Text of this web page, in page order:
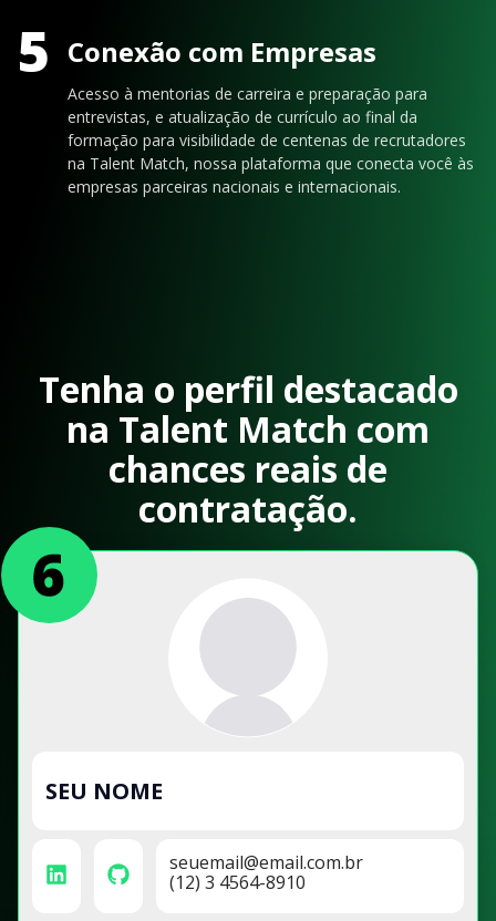
5 Conexão com Empresas
Acesso à mentorias de carreira e preparação para
entrevistas, e atualização de currículo ao final da
formação para visibilidade de centenas de recrutadores
na Talent Match, nossa plataforma que conecta você às
empresas parceiras nacionais e internacionais.
Tenha o perfil destacado
na Talent Match com
chances reais de
contratação.
SEU NOME
seuemail@email.com.br
(12) 3 4564-8910